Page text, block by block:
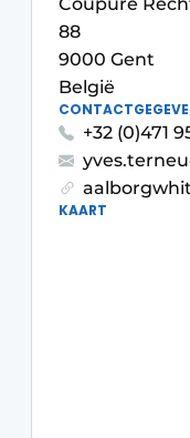
Privacy /
Vacature
Video’s
88
9000 Gent
België
+32 (0)471
KAART